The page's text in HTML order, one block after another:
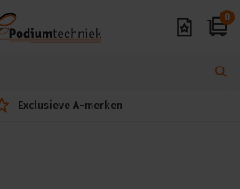
0
Exclusieve A-merken